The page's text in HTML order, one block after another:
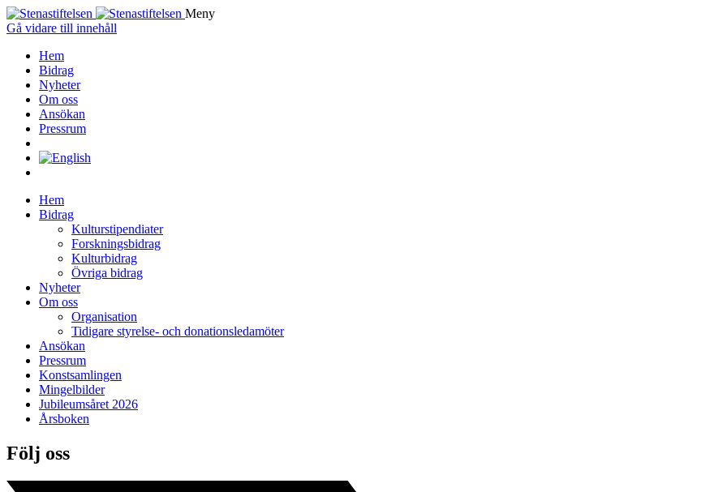
Meny
Gå vidare till innehåll
Hem
Bidrag
Nyheter
Om oss
Ansökan
Pressrum
Hem
Bidrag
Kulturstipendiater
Forskningsbidrag
Kulturbidrag
Övriga bidrag
Nyheter
Om oss
Organisation
Tidigare styrelse- och donationsledamöter
Ansökan
Pressrum
Konstsamlingen
Mingelbilder
Jubileumsåret 2026
Årsboken
Följ oss